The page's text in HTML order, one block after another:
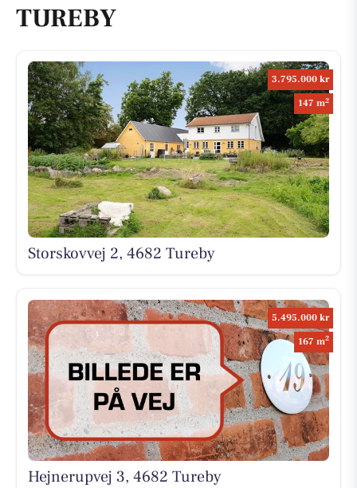
TUREBY
3.795.000 kr
147 m2
Storskovvej 2, 4682 Tureby
5.495.000 kr
167 m2
Hejnerupvej 3, 4682 Tureby